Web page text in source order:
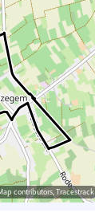
contributors, Tracestrack
contributors,